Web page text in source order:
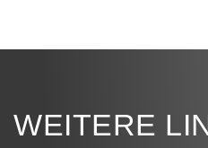
WEITERE